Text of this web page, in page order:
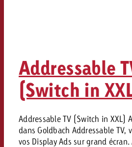
Addressable
(Switch in
Addressable TV (Switch in XXL)
dans Goldbach Addressable TV,
vos Display Ads sur grand écran.